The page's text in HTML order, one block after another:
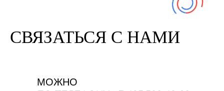
СВЯЗАТЬСЯ С НАМИ
МОЖНО